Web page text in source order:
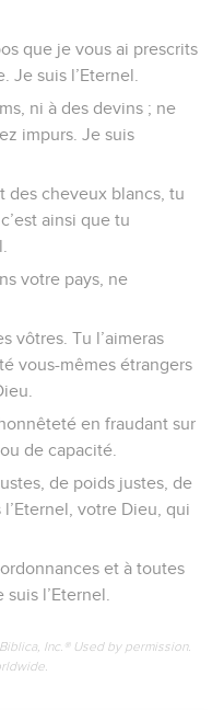
que je vous ai prescrits
Je suis l’Eternel.
ni à des devins ; ne
impurs. Je suis
des cheveux blancs, tu
ainsi que tu
votre pays, ne
vôtres. Tu l’aimeras
vous-mêmes étrangers
en fraudant sur
de capacité.
de poids justes, de
votre Dieu, qui
et à toutes
l’Eternel.
Inc.® Used by permission.